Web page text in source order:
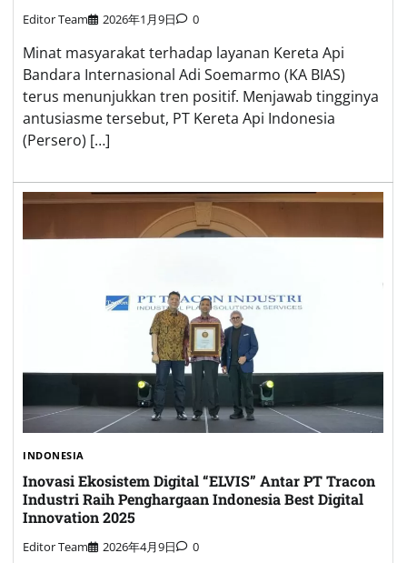
Editor Team 2026年1月9日 0
Minat masyarakat terhadap layanan Kereta Api
Bandara Internasional Adi Soemarmo (KA BIAS)
terus menunjukkan tren positif. Menjawab tingginya
antusiasme tersebut, PT Kereta Api Indonesia
(Persero) […]
INDONESIA
Inovasi Ekosistem Digital “ELVIS” Antar PT Tracon
Industri Raih Penghargaan Indonesia Best Digital
Innovation 2025
Editor Team 2026年4月9日 0